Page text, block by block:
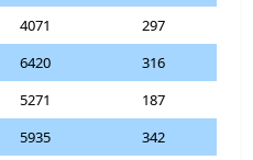
4071
297
6420
316
5271
187
5935
342